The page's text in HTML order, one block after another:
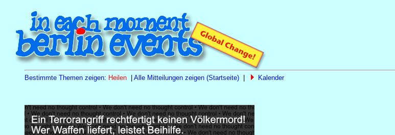
Bestimmte Themen zeigen: Heilen| Alle Mitteilungen zeigen (Startseite)| Kalender
Sa 15.8.26 10.00 h Tagesseminar Familienstellen